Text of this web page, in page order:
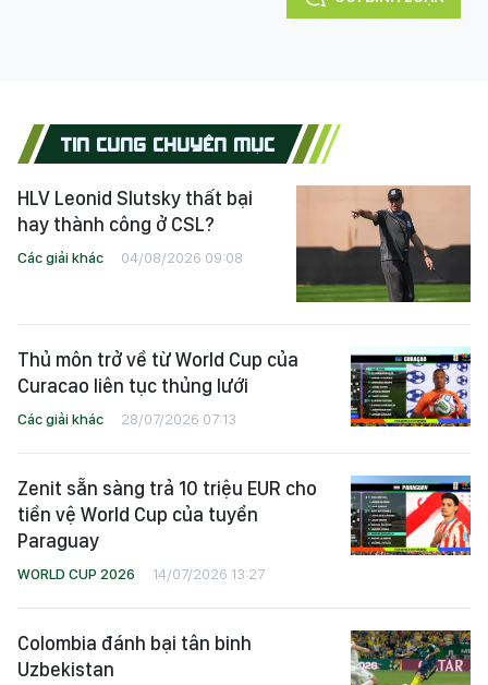
TIN CÙNG CHUYÊN MỤC
HLV Leonid Slutsky thất bại
hay thành công ở CSL?
Các giải khác 04/08/2026 09:08
Thủ môn trở về từ World Cup của
Curacao liên tục thủng lưới
Các giải khác 28/07/2026 07:13
Zenit sẵn sàng trả 10 triệu EUR cho
tiền vệ World Cup của tuyển
Paraguay
WORLD CUP 2026 14/07/2026 13:27
Colombia đánh bại tân binh
Uzbekistan